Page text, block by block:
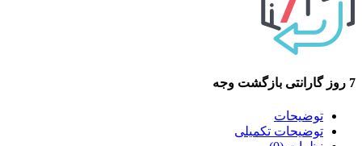
7 روز گارانتی بازگشت وجه
توضیحات
توضیحات تکمیلی